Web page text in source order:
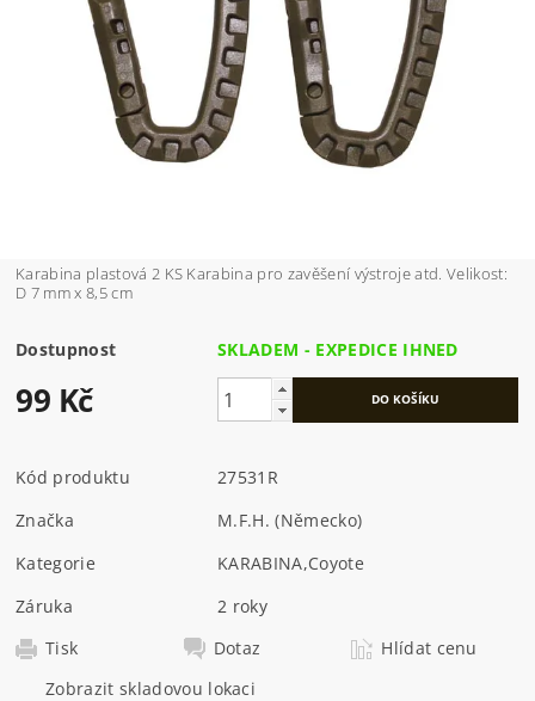
Karabina plastová 2 KS Karabina pro zavěšení výstroje atd. Velikost:
D 7 mm x 8,5 cm
Dostupnost SKLADEM - EXPEDICE IHNED
99 Kč
Kód produktu
27531R
Značka
M.F.H. (Německo)
Kategorie
KARABINA,Coyote
Záruka
2 roky
Tisk
Dotaz
Hlídat cenu
Zobrazit skladovou lokaci